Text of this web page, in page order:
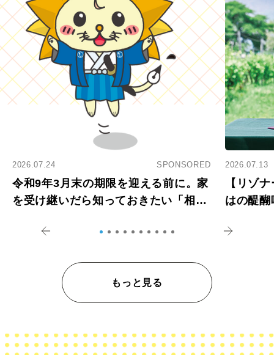
2026.07.24 SPONSORED
令和9年3月末の期限を迎える前に。家
を受け継いだら知っておきたい「相続
2026.07.13
【リゾ
はの醍
もっと見る